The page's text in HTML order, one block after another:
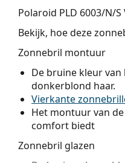
Polaroid PLD 6003/N/S
Bekijk, hoe deze
Zonnebril montuur
De bruine kleur
donkerblond haar.
Vierkante
Het montuur van
comfort biedt
Zonnebril glazen